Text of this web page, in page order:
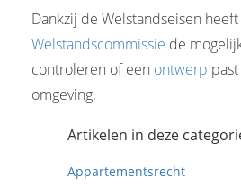
Dankzij de Welstandseisen
Welstandscommissie de
controleren of een ontwerp
omgeving.
Artikelen in deze
Appartementsrecht